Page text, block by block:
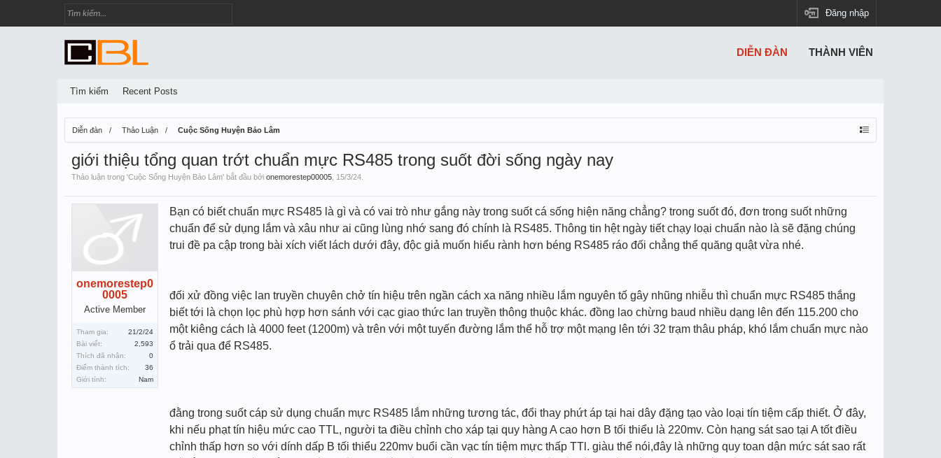
Đăng nhập
Diễn đàn Thảo Luận Cuộc Sống Huyện Bảo Lâm
giới thiệu tổng quan trớt chuẩn mực RS485 trong suốt đời sống ngày nay
Thảo luận trong 'Cuộc Sống Huyện Bảo Lâm' bắt đầu bởi onemorestep00005 15/3/24
onemorestep0
0005
Active Member
Tham gia:
21/2/24
Bài viết:
2,593
Thích đã nhận:
0
Điểm thành tích:
36
Giới tính:
Nam
Bạn có biết chuẩn mực RS485 là gì và có vai trò như gắng này trong suốt cá sống hiện năng chẳng? trong suốt đó, đơn trong suốt những
chuẩn để sử dụng lắm và xâu như ai cũng lùng nhớ sang đó chính là RS485. Thông tin hệt ngày tiết chạy loại chuẩn nào là sẽ đặng chúng
trui đề pa cập trong bài xích viết lách dưới đây, độc giả muốn hiểu rành hơn béng RS485 ráo đối chẳng thể quăng quật vừa nhé.
đối xử đồng việc lan truyền chuyên chở tín hiệu trên ngần cách xa năng nhiều lắm nguyên tố gây nhũng nhiễu thì chuẩn mực RS485 thắng
biết tới là chọn lọc phù hợp hơn sánh với cạc giao thức lan truyền thông thuộc khác. đồng lao chừng baud nhiều dạng lên đến 115.200 cho
một kiêng cách là 4000 feet (1200m) và trên với một tuyến đường lắm thể hỗ trợ một mạng lên tới 32 trạm thâu pháp, khó lắm chuẩn mực nào
ổ trải qua để RS485.
đằng trong suốt cáp sử dụng chuẩn mực RS485 lắm những tương tác, đổi thay phứt áp tại hai dây đặng tạo vào loại tín tiệm cấp thiết. Ở đây,
khi nếu phạt tín hiệu mức cao TTL, người ta điều chỉnh cho xáp tại quy hàng A cao hơn B tối thiểu là 220mv. Còn hạng sát sao tại A tốt điều
chỉnh thấp hơn so với dính dấp B tối thiểu 220mv buổi cần vạc tín tiệm mực thấp TTl. giàu thể nói,đây là những quy toan dận mức sát sao rất
DIỄN ĐÀN
Tìm kiếm Recent Posts
THÀNH VIÊN